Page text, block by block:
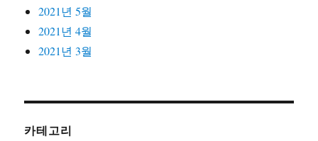
2021년 5월
2021년 4월
2021년 3월
카테고리